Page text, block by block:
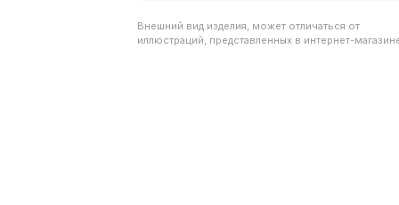
Внешний вид изделия, может отличаться от
иллюстраций, представленных в интернет-